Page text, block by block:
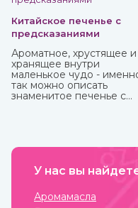
вы можете в интернет-
Китайское печенье с
предсказаниями
Ароматное, хрустящее и
хранящее внутри
маленькое чудо -
так можно описать
знаменитое печенье с
У нас вы
Аромамасла